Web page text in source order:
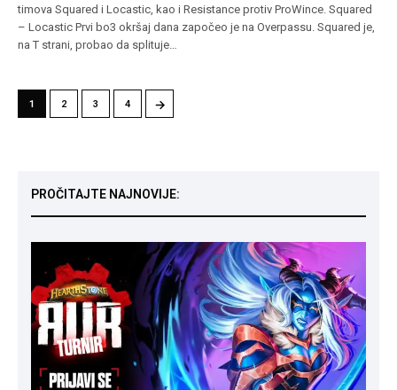
timova Squared i Locastic, kao i Resistance protiv ProWince. Squared
– Locastic Prvi bo3 okršaj dana započeo je na Overpassu. Squared je,
na T strani, probao da splituje…
1 2 3 4 →
PROČITAJTE NAJNOVIJE: